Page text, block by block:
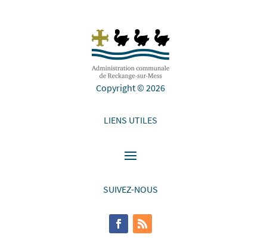
Copyright © 2026
LIENS UTILES
SUIVEZ-NOUS